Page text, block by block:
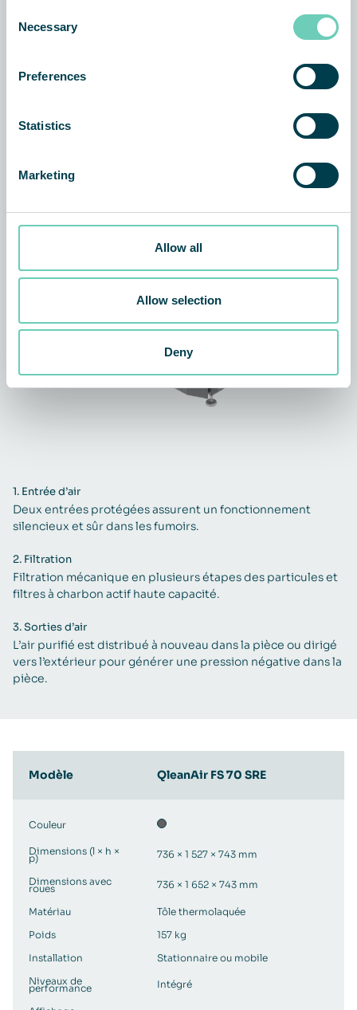
Selection
Necessary
Preferences
Statistics
Marketing
Allow all
Allow selection
Deny
1. Entrée d’air
Deux entrées protégées assurent un fonctionnement
silencieux et sûr dans les fumoirs.
2. Filtration
Filtration mécanique en plusieurs étapes des particules et
filtres à charbon actif haute capacité.
3.Sorties d’air
L’air purifié est distribué à nouveau dans la pièce ou dirigé
vers l’extérieur pour générer une pression négative dans la
pièce.
Modèle QleanAir FS 70 SRE
Couleur
Dimensions (l × h ×
p) 736 × 1 527 × 743 mm
Dimensions avec
roues 736 × 1 652 × 743 mm
Matériau
Tôle thermolaquée
Poids
157 kg
Installation
Stationnaire ou mobile
Niveaux de
performance Intégré